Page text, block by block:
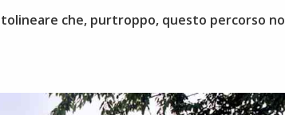
che, purtroppo, questo percorso